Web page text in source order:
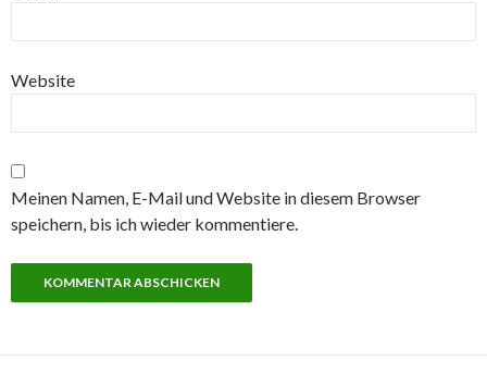
Website
Meinen Namen, E-Mail und Website in diesem Browser
speichern, bis ich wieder kommentiere.